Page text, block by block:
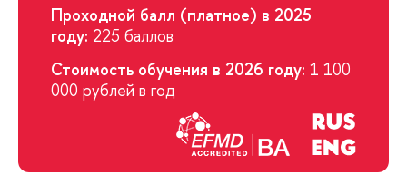
Проходной балл (платное) в 2025
году: 225 баллов
Стоимость обучения в 2026 году: 1 100
000 рублей в год